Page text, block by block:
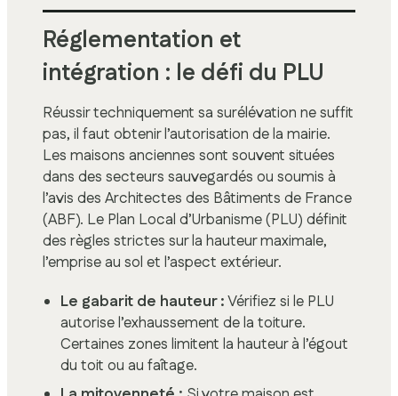
Réglementation et
intégration : le défi du PLU
Réussir techniquement sa surélévation ne suffit
pas, il faut obtenir l’autorisation de la mairie.
Les maisons anciennes sont souvent situées
dans des secteurs sauvegardés ou soumis à
l’avis des Architectes des Bâtiments de France
(ABF). Le Plan Local d’Urbanisme (PLU) définit
des règles strictes sur la hauteur maximale,
l’emprise au sol et l’aspect extérieur.
Le gabarit de hauteur :Vérifiez si le PLU
autorise l’exhaussement de la toiture.
Certaines zones limitent la hauteur à l’égout
du toit ou au faîtage.